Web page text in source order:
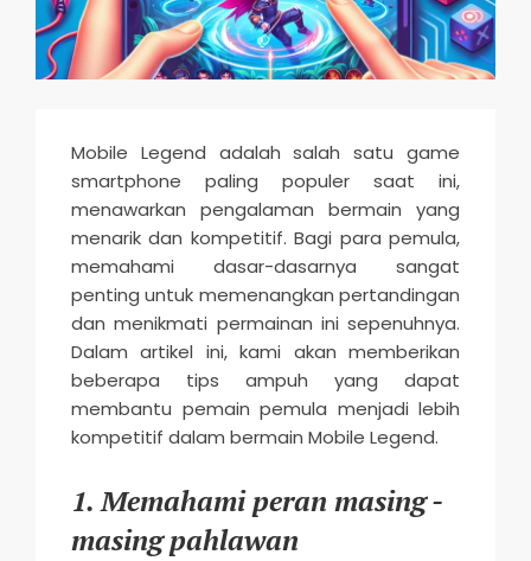
n
Mobile Legend adalah salah satu game
smartphone paling populer saat ini,
menawarkan pengalaman bermain yang
menarik dan kompetitif. Bagi para pemula,
memahami dasar-dasarnya sangat
penting untuk memenangkan pertandingan
dan menikmati permainan ini sepenuhnya.
Dalam artikel ini, kami akan memberikan
beberapa tips ampuh yang dapat
membantu pemain pemula menjadi lebih
kompetitif dalam bermain Mobile Legend.
1. Memahami peran masing -
masing pahlawan